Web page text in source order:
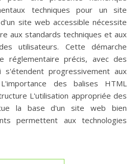
techniques pour un site
site web accessible nécessite
aux standards techniques et aux
utilisateurs. Cette démarche
réglementaire précis, avec des
s'étendent progressivement aux
des balises HTML
L'utilisation appropriée des
la base d'un site web bien
permettent aux technologies